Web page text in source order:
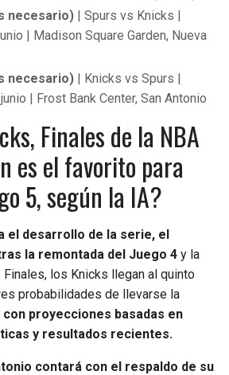
necesario) | Spurs vs Knicks |
| Madison Square Garden, Nueva
necesario) | Knicks vs Spurs |
| Frost Bank Center, San Antonio
Finales de la NBA
es el favorito para
5, según la IA?
el desarrollo de la serie, el
la remontada del Juego 4 y la
los Knicks llegan al quinto
probabilidades de llevarse la
proyecciones basadas en
y resultados recientes.
contará con el respaldo de su